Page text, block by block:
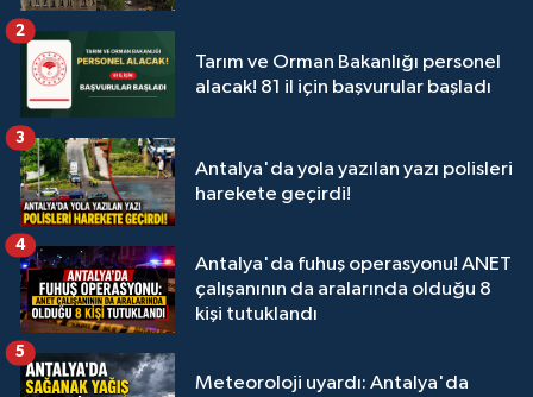
Tarım ve Orman Bakanlığı personel
alacak! 81 il için başvurular başladı
2
Antalya'da yola yazılan yazı polisleri
harekete geçirdi!
3
Antalya'da fuhuş operasyonu! ANET
çalışanının da aralarında olduğu 8
kişi tutuklandı
4
Meteoroloji uyardı: Antalya'da
5